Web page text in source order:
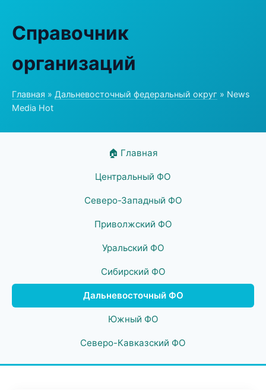
Справочник
организаций
Главная » Дальневосточный федеральный округ » News
Media Hot
🏠 Главная
Центральный ФО
Северо-Западный ФО
Приволжский ФО
Уральский ФО
Сибирский ФО
Дальневосточный ФО
Южный ФО
Северо-Кавказский ФО